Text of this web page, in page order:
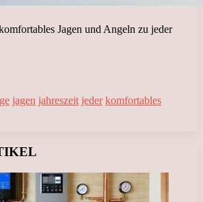
Jagen und Angeln zu jeder
jagen jahreszeit jeder komfortables